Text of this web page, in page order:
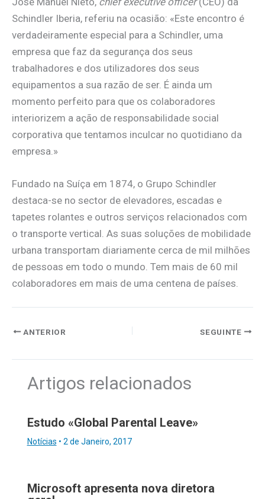
Schindler Iberia, referiu na ocasião: «Este encontro é
verdadeiramente especial para a Schindler, uma
empresa que faz da segurança dos seus
trabalhadores e dos utilizadores dos seus
equipamentos a sua razão de ser. É ainda um
momento perfeito para que os colaboradores
interiorizem a ação de responsabilidade social
corporativa que tentamos inculcar no quotidiano da
empresa.»
Fundado na Suíça em 1874, o Grupo Schindler
destaca-se no sector de elevadores, escadas e
tapetes rolantes e outros serviços relacionados com
o transporte vertical. As suas soluções de mobilidade
urbana transportam diariamente cerca de mil milhões
de pessoas em todo o mundo. Tem mais de 60 mil
colaboradores em mais de uma centena de países.
ANTERIOR SEGUINTE
Artigos relacionados
Estudo «Global Parental Leave»
Notícias • 2 de Janeiro, 2017
Microsoft apresenta nova diretora